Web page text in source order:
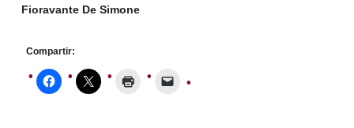
Fioravante De Simone
Compartir: